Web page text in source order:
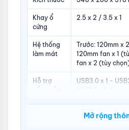
Khay ổ
cứng
2.5 x 2 / 3.5 x 1
Hệ thống
làm mát
Trước: 120mm x
120mm fan x 1
fan x 2 (tùy
Hỗ trợ
USB3.0 x 1 -
Mở rộng